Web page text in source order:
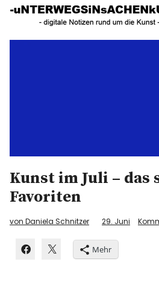
UNTERWEGS IN
KUNST
UNSER BUCH
P
Kunst im Juli – das
Favoriten
von Daniela Schnitzer 29. Juni
Mehr